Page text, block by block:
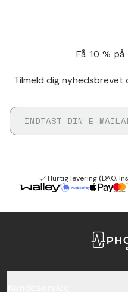
Få 10 %
Tilmeld dig
Hurtig levering (DAO,